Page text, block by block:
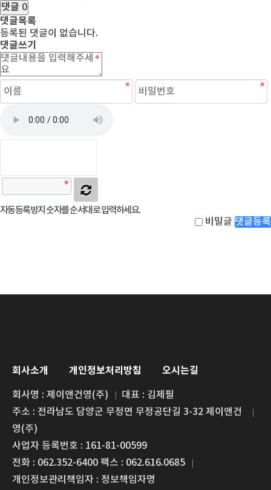
댓글 0
댓글목록
등록된 댓글이 없습니다.
댓글쓰기
자동등록방지 숫자를 순서대로 입력하세요.
비밀글 댓글등록
회사소개 개인정보처리방침 오시는길
회사명 : 제이앤건영(주)
대표 : 김제필
주소 : 전라남도 담양군 무정면 무정공단길 3-32 제이앤건
영(주)
사업자 등록번호 : 161-81-00599
전화 : 062.352-6400 팩스 : 062.616.0685
개인정보관리책임자 : 정보책임자명